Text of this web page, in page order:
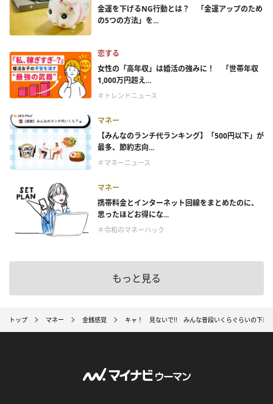
金運を下げるNG行動とは？ 「金運アップのため
の5つの方法」を...
恋する
女性の「高年収」は婚活の強みに！ 「世帯年収
1,000万円超え...
＃トレンドニュース
マネー
【みんなのランチ代ランキング】「500円以下」が
最多、節約志向...
＃マネーニュース
マネー
携帯料金とインターネット回線をまとめたのに、
思ったほどお得にな...
＃令和のマネーハック
もっと見る
トップ マネー 金銭感覚 キャ！ 見ないで!! みんな普段いくらぐらいの下着